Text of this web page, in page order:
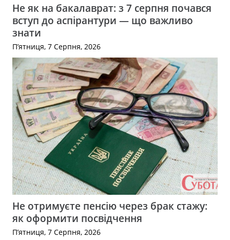
Не як на бакалаврат: з 7 серпня почався
вступ до аспірантури — що важливо
знати
П’ятниця, 7 Серпня, 2026
Не отримуєте пенсію через брак стажу:
як оформити посвідчення
П’ятниця, 7 Серпня, 2026